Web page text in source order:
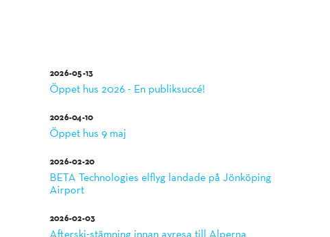
2026-05-13
Öppet hus 2026 - En publiksuccé!
2026-04-10
Öppet hus 9 maj
2026-02-20
BETA Technologies elflyg landade på Jönköping
Airport
2026-02-03
Afterski-stämning innan avresa till Alperna